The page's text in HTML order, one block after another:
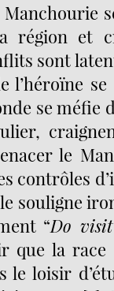
région et
sont
se
se méfie
le
contrôles
souligne
“Do visit
que la race
le loisir